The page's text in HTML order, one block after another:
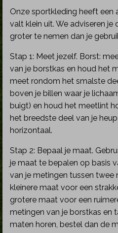
Onze sportkleding heeft een
valt klein uit. We adviseren
groter te nemen dan je
Stap 1: Meet jezelf. Borst:
van je borstkas en houd het
meet rondom het smalste
boven je billen waar je
buigt) en houd het meetlint
het breedste deel van je
horizontaal.
Stap 2: Bepaal je maat.
je maat te bepalen op basis
van je metingen tussen twee
kleinere maat voor een
grotere maat voor een
metingen van je borstkas en
maten horen, bestel dan de